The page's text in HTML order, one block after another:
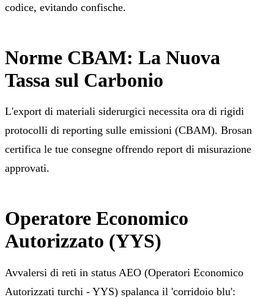
codice, evitando confische.
Norme CBAM: La Nuova
Tassa sul Carbonio
L'export di materiali siderurgici necessita ora di rigidi
protocolli di reporting sulle emissioni (CBAM). Brosan
certifica le tue consegne offrendo report di misurazione
approvati.
Operatore Economico
Autorizzato (YYS)
Avvalersi di reti in status AEO (Operatori Economico
Autorizzati turchi - YYS) spalanca il 'corridoio blu':